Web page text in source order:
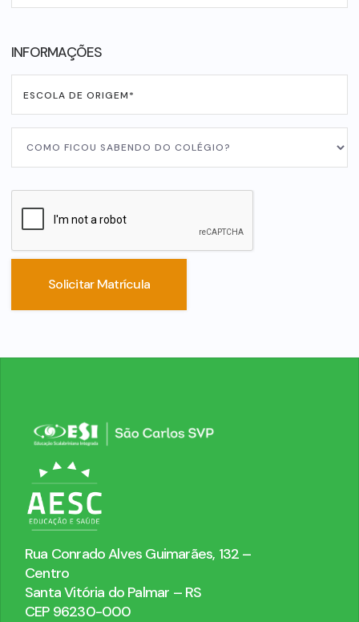
INFORMAÇÕES
Rua Conrado Alves Guimarães, 132 –
Centro
Santa Vitória do Palmar – RS
CEP 96230-000